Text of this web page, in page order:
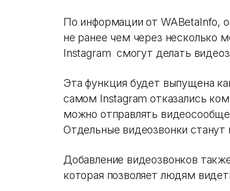
По информации от WABetaInfo,
не ранее чем через несколько
Instagram смогут делать
Эта функция будет выпущена
самом Instagram отказались
можно отправлять
Отдельные видеозвонки
Добавление видеозвонков
которая позволяет людям